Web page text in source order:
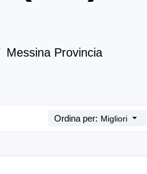
Messina Provincia
Ordina per: Migliori